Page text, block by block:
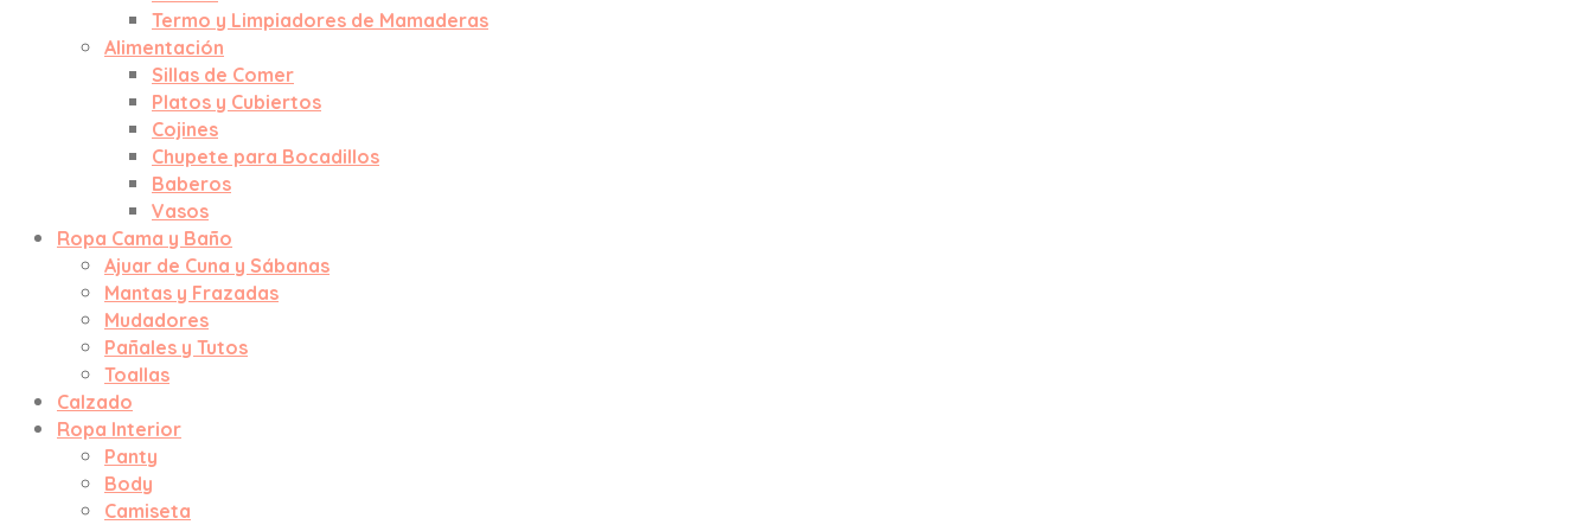
Termo y Limpiadores de Mamaderas
Alimentación
Sillas de Comer
Platos y Cubiertos
Cojines
Chupete para Bocadillos
Baberos
Vasos
Ropa Cama y Baño
Ajuar de Cuna y Sábanas
Mantas y Frazadas
Mudadores
Pañales y Tutos
Toallas
Calzado
Ropa Interior
Panty
Body
Camiseta